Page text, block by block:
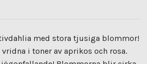
med stora tjusiga blommor!
i toner av aprikos och rosa.